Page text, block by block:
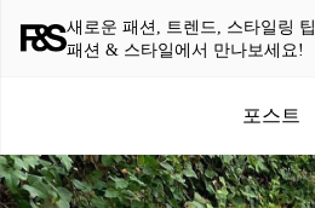
새로운 패션, 트렌드, 스타일링 팁
패션 & 스타일에서 만나보세요!
포스트